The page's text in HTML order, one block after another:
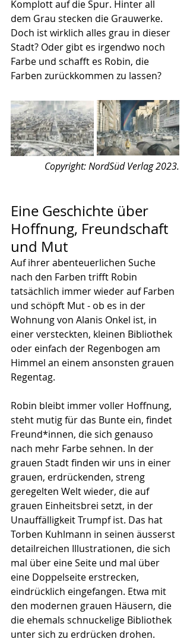
Komplott auf die Spur. Hinter all
dem Grau stecken die Grauwerke.
Doch ist wirklich alles grau in dieser
Stadt? Oder gibt es irgendwo noch
Farbe und schafft es Robin, die
Farben zurückkommen zu lassen?
Copyright: NordSüd Verlag 2023.
Eine Geschichte über
Hoffnung, Freundschaft
und Mut
Auf ihrer abenteuerlichen Suche
nach den Farben trifft Robin
tatsächlich immer wieder auf Farben
und schöpft Mut - ob es in der
Wohnung von Alanis Onkel ist, in
einer versteckten, kleinen Bibliothek
oder einfach der Regenbogen am
Himmel an einem ansonsten grauen
Regentag.
Robin bleibt immer voller Hoffnung,
steht mutig für das Bunte ein, findet
Freund*innen, die sich genauso
nach mehr Farbe sehnen. In der
grauen Stadt finden wir uns in einer
grauen, erdrückenden, streng
geregelten Welt wieder, die auf
grauen Einheitsbrei setzt, in der
Unauffälligkeit Trumpf ist. Das hat
Torben Kuhlmann in seinen äusserst
detailreichen Illustrationen, die sich
mal über eine Seite und mal über
eine Doppelseite erstrecken,
eindrücklich eingefangen. Etwa mit
den modernen grauen Häusern, die
die ehemals schnuckelige Bibliothek
unter sich zu erdrücken drohen.